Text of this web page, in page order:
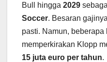
Bull hingga 2029
Soccer. Besaran
pasti. Namun, beberapa
memperkirakan Klopp
15 juta euro per tahun.